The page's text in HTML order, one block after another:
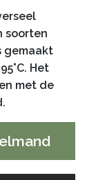
soorten
gemaakt
Het
met de